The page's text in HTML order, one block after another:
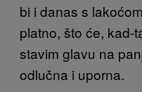
bi i danas s
platno, što će, kad-
stavim glavu na
odlučna i uporna.